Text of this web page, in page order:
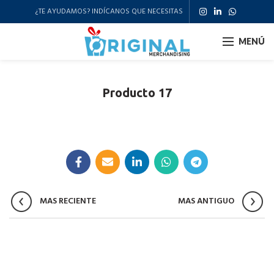
¿TE AYUDAMOS? INDÍCANOS QUE NECESITAS
MENÚ
Producto 17
MAS RECIENTE MAS ANTIGUO